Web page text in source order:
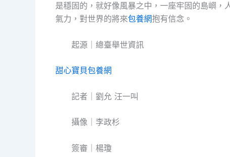
是穩固的，就好像風暴之中，一座牢固的島嶼，
氣力，對世界的將來包養網抱有信念。
起源｜總臺舉世資訊
甜心寶貝包養網
記者｜劉允 汪一叫
攝像｜李政杉
簽審｜楊瓊